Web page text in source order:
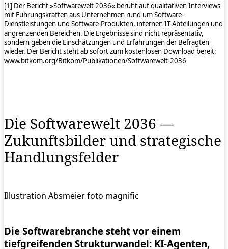
[1] Der Bericht »Softwarewelt 2036« beruht auf qualitativen Interviews
mit Führungskräften aus Unternehmen rund um Software-
Dienstleistungen und Software-Produkten, internen IT-Abteilungen und
angrenzenden Bereichen. Die Ergebnisse sind nicht repräsentativ,
sondern geben die Einschätzungen und Erfahrungen der Befragten
wieder. Der Bericht steht ab sofort zum kostenlosen Download bereit:
www.bitkom.org/Bitkom/Publikationen/Softwarewelt-2036
Die Softwarewelt 2036 —
Zukunftsbilder und strategische
Handlungsfelder
Illustration Absmeier foto magnific
Die Softwarebranche steht vor einem
tiefgreifenden Strukturwandel: KI‑Agenten,